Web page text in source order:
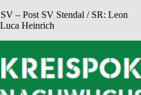
– Post SV Stendal / SR: Leon
Heinrich